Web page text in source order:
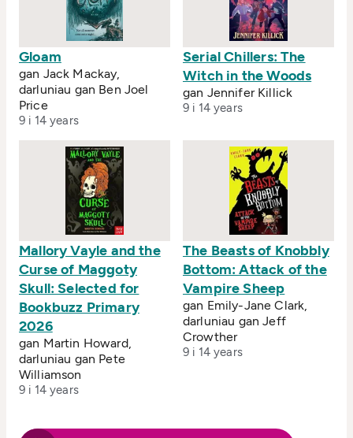
Gloam
gan Jack Mackay,
darluniau gan Ben Joel
Price
9 i 14 years
Serial Chillers: The
Witch in the Woods
gan Jennifer Killick
9 i 14 years
Mallory Vayle and the
Curse of Maggoty
Skull: Selected for
Bookbuzz Primary
2026
gan Martin Howard,
darluniau gan Pete
Williamson
9 i 14 years
The Beasts of Knobbly
Bottom: Attack of the
Vampire Sheep
gan Emily-Jane Clark,
darluniau gan Jeff
Crowther
9 i 14 years